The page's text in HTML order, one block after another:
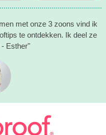
met onze 3 zoons vind ik
te ontdekken. Ik deel ze
Esther"